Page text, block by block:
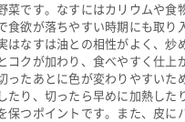
菜です。なすにはカリウムや食
食欲が落ちやすい時期にも取り
はなすは油との相性がよく、炒
コクが加わり、食べやすく仕上
ったあとに色が変わりやすいた
たり、切ったら早めに加熱した
保つポイントです。また、皮に